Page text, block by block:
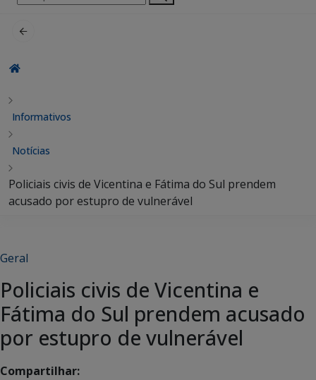
por:
Informativos
Notícias
Policiais civis de Vicentina e Fátima do Sul prendem
acusado por estupro de vulnerável
Geral
Policiais civis de Vicentina e
Fátima do Sul prendem acusado
por estupro de vulnerável
Compartilhar: